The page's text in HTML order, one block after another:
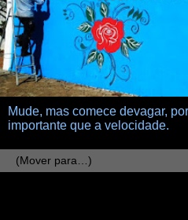
Mude, mas comece devagar,
importante que a velocidade.